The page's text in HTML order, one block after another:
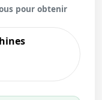
pour obtenir